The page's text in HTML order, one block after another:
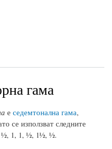
гама
е седемтонална гама,
се използват следните
½, 1, 1, ½, 1½, ½.